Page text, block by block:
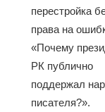
перестройка
права на
«Почему
РК публично
поддержал
писателя?».